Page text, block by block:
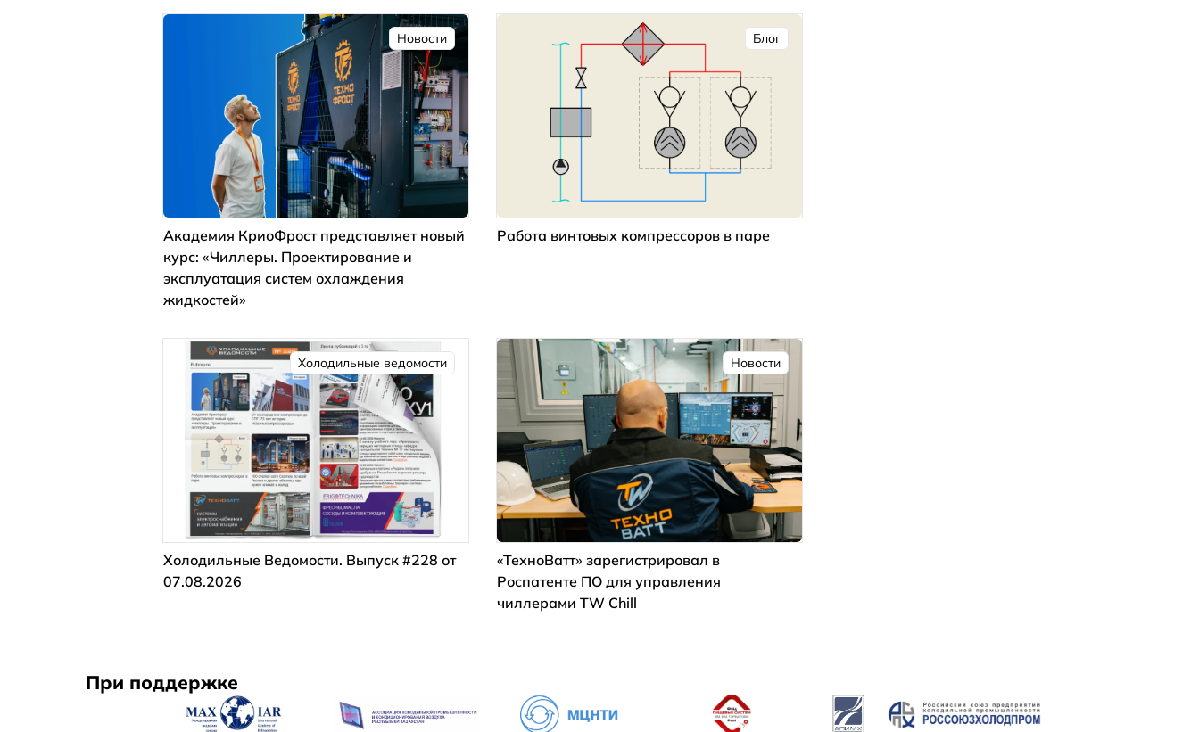
Новости
Академия КриоФрост представляет новый
курс: «Чиллеры. Проектирование и
эксплуатация систем охлаждения
жидкостей»
Блог
Работа винтовых компрессоров в паре
Холодильные ведомости
Холодильные Ведомости. Выпуск #228 от
07.08.2026
Новости
«ТехноВатт» зарегистрировал в
Роспатенте ПО для управления
чиллерами TW Chill
При поддержке